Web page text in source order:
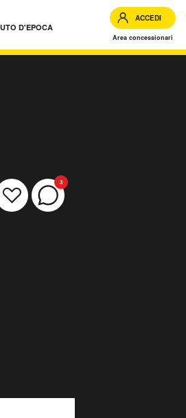
D'EPOCA
ACCEDI
Area concessionari
3